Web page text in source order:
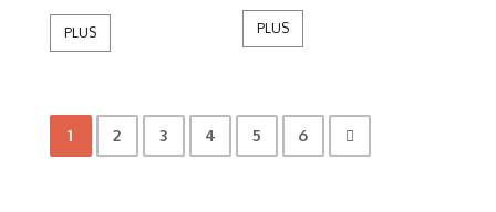
PLUS PLUS
1 2 3 4 5 6